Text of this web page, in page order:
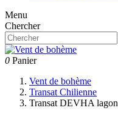
Menu
Chercher
0 Panier
Vent de bohème
Transat Chilienne
Transat DEVHA lagon